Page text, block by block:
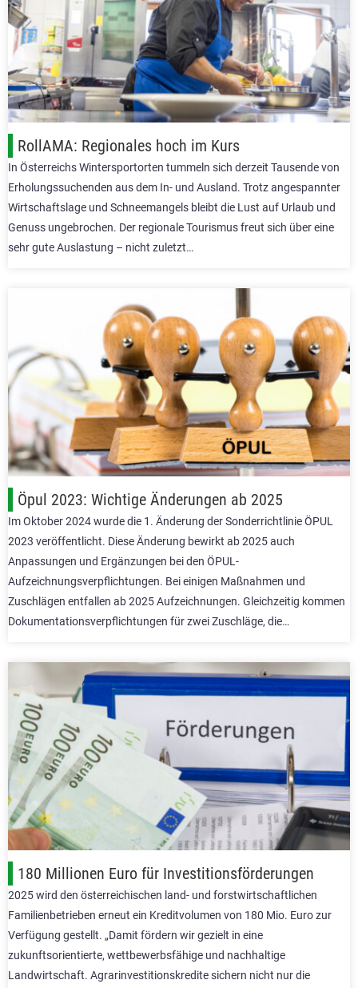
RollAMA: Regionales hoch im Kurs
In Österreichs Wintersportorten tummeln sich derzeit Tausende von
Erholungssuchenden aus dem In- und Ausland. Trotz angespannter
Wirtschaftslage und Schneemangels bleibt die Lust auf Urlaub und
Genuss ungebrochen. Der regionale Tourismus freut sich über eine
sehr gute Auslastung – nicht zuletzt…
Öpul 2023: Wichtige Änderungen ab 2025
Im Oktober 2024 wurde die 1. Änderung der Sonderrichtlinie ÖPUL
2023 veröffentlicht. Diese Änderung bewirkt ab 2025 auch
Anpassungen und Ergänzungen bei den ÖPUL-
Aufzeichnungsverpflichtungen. Bei einigen Maßnahmen und
Zuschlägen entfallen ab 2025 Aufzeichnungen. Gleichzeitig kommen
Dokumentationsverpflichtungen für zwei Zuschläge, die…
180 Millionen Euro für Investitionsförderungen
2025 wird den österreichischen land- und forstwirtschaftlichen
Familienbetrieben erneut ein Kreditvolumen von 180 Mio. Euro zur
Verfügung gestellt. „Damit fördern wir gezielt in eine
zukunftsorientierte, wettbewerbsfähige und nachhaltige
Landwirtschaft. Agrarinvestitionskredite sichern nicht nur die